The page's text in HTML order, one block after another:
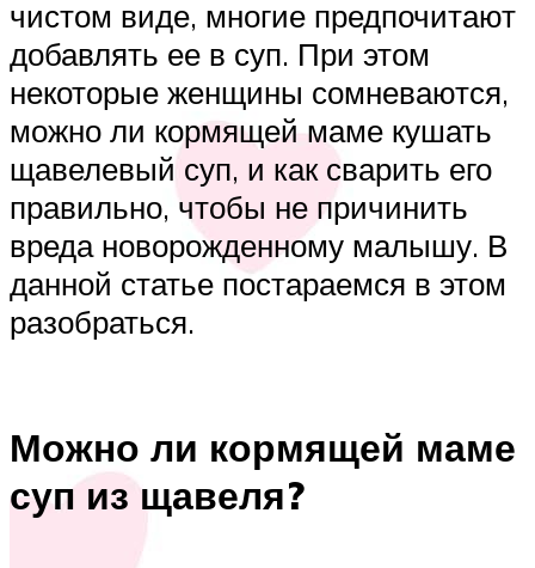
чистом виде, многие предпочитают
добавлять ее в суп. При этом
некоторые женщины сомневаются,
можно ли кормящей маме кушать
щавелевый суп, и как сварить его
правильно, чтобы не причинить
вреда новорожденному малышу. В
данной статье постараемся в этом
разобраться.
Можно ли кормящей маме
суп из щавеля?